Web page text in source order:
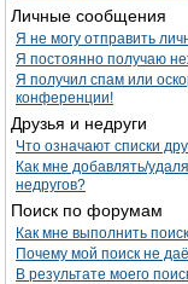
Личные сообщения
Я не могу отправить
Я постоянно получаю
Я получил спам или
конференции!
Друзья и недруги
Что означают списки
Как мне добавлять/
недругов?
Поиск по форумам
Как мне выполнить
Почему мой поиск не
В результате моего